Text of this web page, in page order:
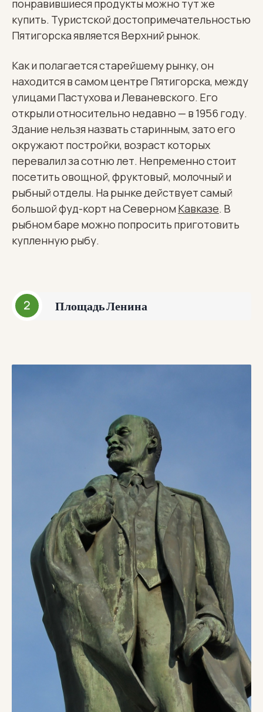
понравившиеся продукты можно тут же
купить. Туристской достопримечательностью
Пятигорска является Верхний рынок.
Как и полагается старейшему рынку, он
находится в самом центре Пятигорска, между
улицами Пастухова и Леваневского. Его
открыли относительно недавно — в 1956 году.
Здание нельзя назвать старинным, зато его
окружают постройки, возраст которых
перевалил за сотню лет. Непременно стоит
посетить овощной, фруктовый, молочный и
рыбный отделы. На рынке действует самый
большой фуд-корт на Северном Кавказе. В
рыбном баре можно попросить приготовить
купленную рыбу.
Площадь Ленина